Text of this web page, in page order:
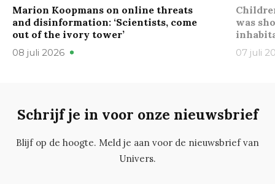
Marion Koopmans on online threats
and disinformation: ‘Scientists, come
out of the ivory tower’
08 juli 2026
was
07 juli
Schrijf je in voor onze nieuwsbrief
Blijf op de hoogte. Meld je aan voor de nieuwsbrief van
Univers.